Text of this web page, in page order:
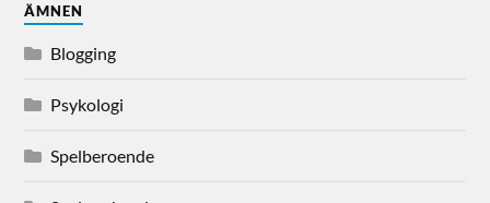
ÄMNEN
Blogging
Psykologi
Spelberoende